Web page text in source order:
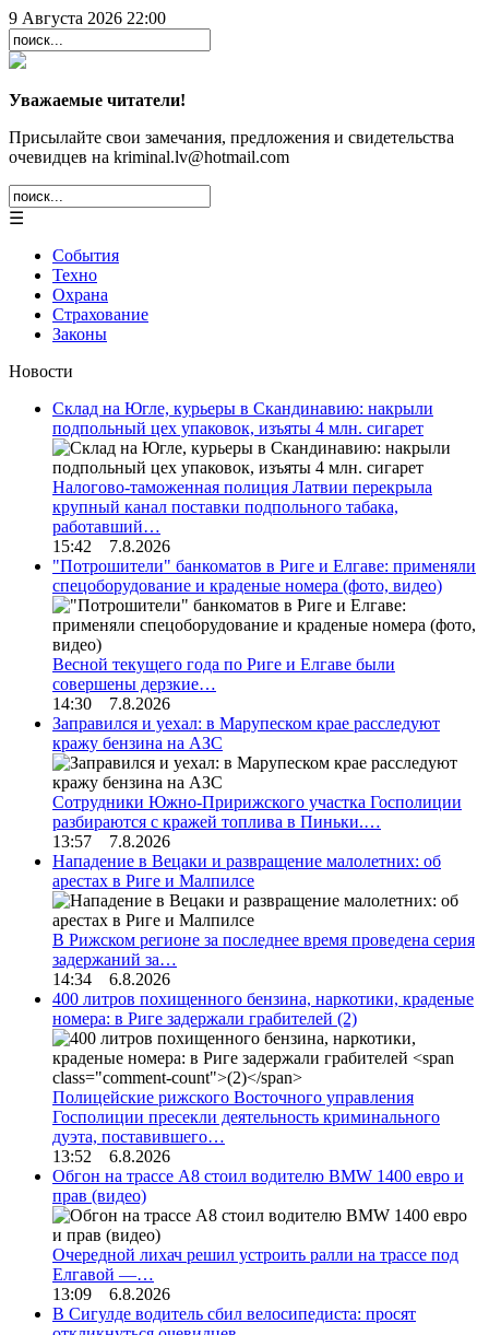
9 Августа 2026 22:00
Уважаемые читатели!
Присылайте свои замечания, предложения и свидетельства
очевидцев на kriminal.lv@hotmail.com
☰
События
Техно
Охрана
Страхование
Законы
Новости
Склад на Югле, курьеры в Скандинавию: накрыли
подпольный цех упаковок, изъяты 4 млн. сигарет
Налогово-таможенная полиция Латвии перекрыла
крупный канал поставки подпольного табака,
работавший…
15:42 7.8.2026
"Потрошители" банкоматов в Риге и Елгаве: применяли
спецоборудование и краденые номера (фото, видео)
Весной текущего года по Риге и Елгаве были
совершены дерзкие…
14:30 7.8.2026
Заправился и уехал: в Марупеском крае расследуют
кражу бензина на АЗС
Сотрудники Южно-Пририжского участка Госполиции
разбираются с кражей топлива в Пиньки.…
13:57 7.8.2026
Нападение в Вецаки и развращение малолетних: об
арестах в Риге и Малпилсе
В Рижском регионе за последнее время проведена серия
задержаний за…
14:34 6.8.2026
400 литров похищенного бензина, наркотики, краденые
номера: в Риге задержали грабителей (2)
Полицейские рижского Восточного управления
Госполиции пресекли деятельность криминального
дуэта, поставившего…
13:52 6.8.2026
Обгон на трассе А8 стоил водителю BMW 1400 евро и
прав (видео)
Очередной лихач решил устроить ралли на трассе под
Елгавой —…
13:09 6.8.2026
В Сигулде водитель сбил велосипедиста: просят